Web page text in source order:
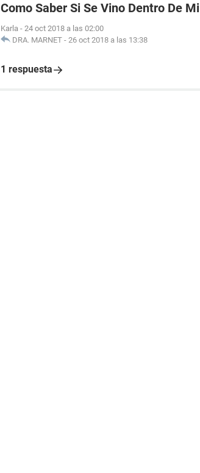
Como Saber Si Se Vino Dentro De Mi
Karla - 24 oct 2018 a las 02:00
DRA. MARNET - 26 oct 2018 a las 13:38
1 respuesta